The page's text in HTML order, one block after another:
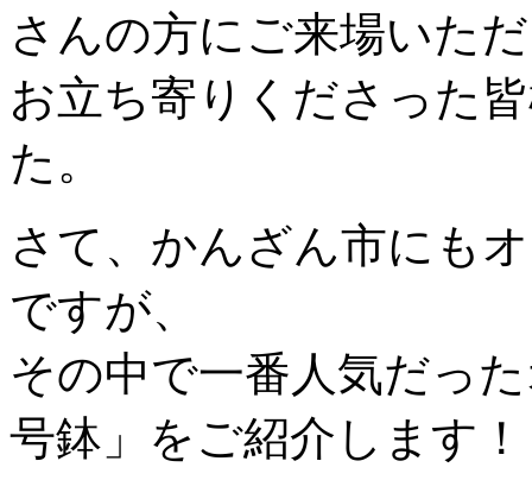
さんの方にご来場いた
お立ち寄りくださった
た。
さて、かんざん市にも
ですが、
その中で一番人気だっ
号鉢」をご紹介します！